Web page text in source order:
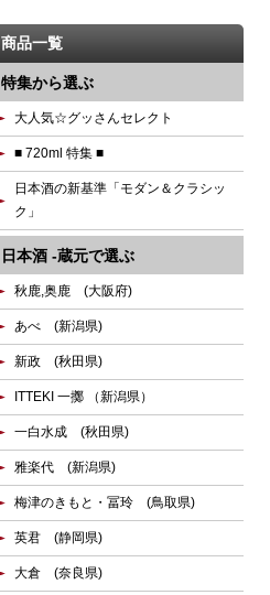
商品一覧
特集から選ぶ
大人気☆グッさんセレクト
■ 720ml 特集 ■
日本酒の新基準「モダン＆クラシッ
ク」
日本酒 -蔵元で選ぶ
秋鹿,奥鹿 (大阪府)
あべ (新潟県)
新政 (秋田県)
ITTEKI 一擲 （新潟県）
一白水成 (秋田県)
雅楽代 (新潟県)
梅津のきもと・冨玲 (鳥取県)
英君 (静岡県)
大倉 (奈良県)